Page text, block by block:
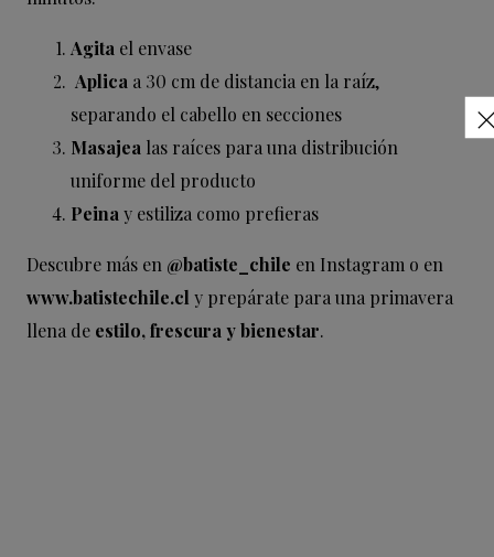
Agita el envase
Aplica a 30 cm de distancia en la raíz,
separando el cabello en secciones
Masajea las raíces para una distribución
uniforme del producto
Peina y estiliza como prefieras
Descubre más en @batiste_chile en Instagram o en
www.batistechile.cl y prepárate para una primavera
llena de estilo, frescura y bienestar.